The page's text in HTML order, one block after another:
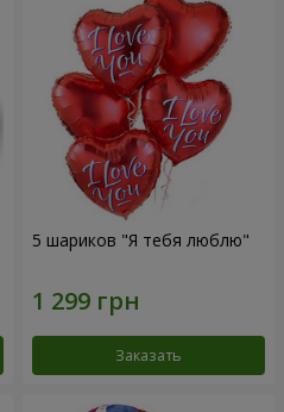
5 шариков "Я тебя люблю"
Заказать